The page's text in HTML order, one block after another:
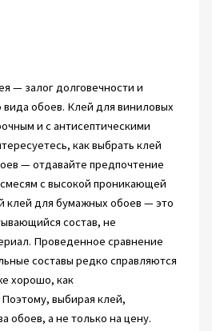
— залог долговечности и
вида обоев. Клей для виниловых
и с антисептическими
как выбрать клей
— отдавайте предпочтение
с высокой проникающей
клей для бумажных обоев — это
состав, не
Проведенное сравнение
составы редко справляются
хорошо, как
выбирая клей,
обоев, а не только на цену.